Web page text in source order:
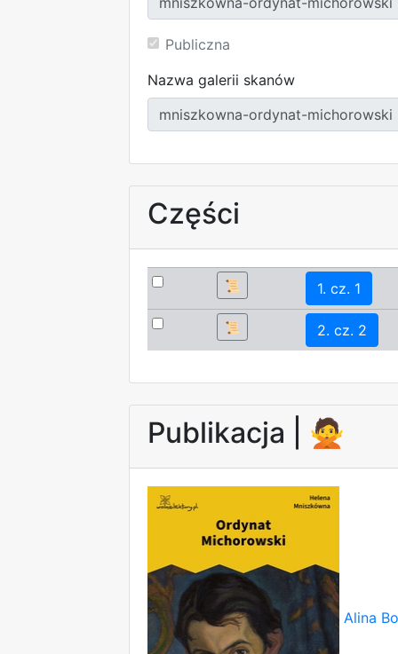
Publiczna
Nazwa galerii skanów
Części
📜 1. cz. 1
📜 2. cz. 2
Publikacja | 🙅
Alina